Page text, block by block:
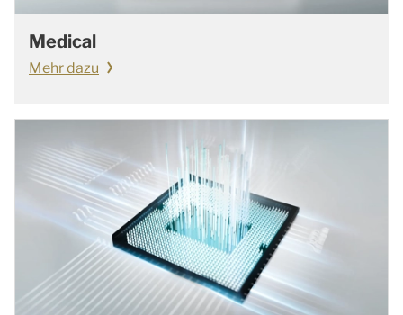
Medical
Mehr dazu